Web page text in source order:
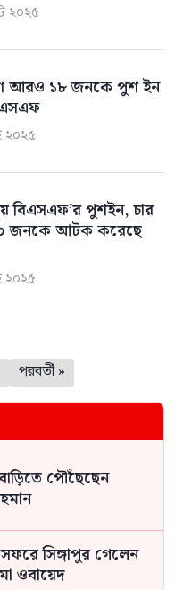
২০২৫
আরও ১৮ জনকে পুশ ইন
২০২৫
বিএসএফ’র পুশইন, চার
জনকে আটক করেছে
২০২৫
পরবর্তী »
পৌঁছেছেন
সিঙ্গাপুর গেলেন
ওবায়েদ